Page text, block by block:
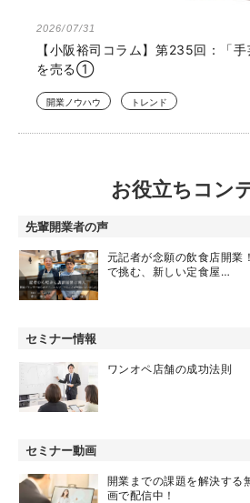
2026/07/31
【小阪裕司コラム】第235回：「手
を売る①
開業ノウハウ トレンド
お役立ちコン
先輩開業者の声
元記者が念願の飲食店開業
で挑む、新しい定食屋…
セミナー情報
ワンオペ店舗の成功法則
セミナー動画
開業までの課題を解決する
画で配信中！